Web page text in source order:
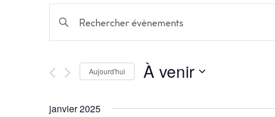
Recherche
et
navigation
Saisir
mot-
clé.
Rechercher
Évènements
mot-
Aujourd'hui À venir
une
janvier 2025